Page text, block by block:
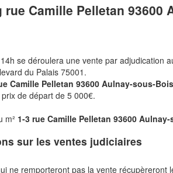
rue Camille Pelletan 93600
se déroulera une vente par adjudication
du Palais 75001.
Camille Pelletan 93600 Aulnay-sous-
de départ de 5 000€.
m² 1-3 rue Camille Pelletan 93600
sur les ventes judiciaires
ne remporteront pas la vente récupèreront